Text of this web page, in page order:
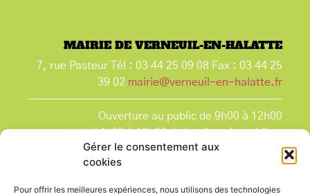
Gérer le consentement aux
cookies
Pour offrir les meilleures expériences, nous utilisons des technologies
MAIRIE DE VERNEUIL-EN-HALATTE
7, rue Pasteur Tél : 03 44 25 09 08 Fax : 03 44 25
39 02 mairie@verneuil-en-halatte.fr
Ouverture au public de 9h00 à 12h00
et de 14h00 à 18h00 du lundi après-midi au
vendredi,
et le samedi de 9h00 à 12h00.